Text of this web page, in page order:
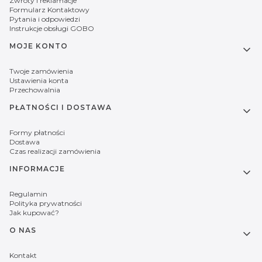
Formularz Kontaktowy
Pytania i odpowiedzi
Instrukcje obsługi GOBO
MOJE KONTO
Twoje zamówienia
Ustawienia konta
Przechowalnia
PŁATNOŚCI I DOSTAWA
Formy płatności
Dostawa
Czas realizacji zamówienia
INFORMACJE
Regulamin
Polityka prywatności
Jak kupować?
O NAS
Kontakt